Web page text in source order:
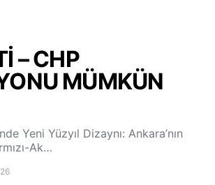
– CHP
MÜMKÜN
Yeni Yüzyıl Dizaynı: Ankara’nın
Ak…